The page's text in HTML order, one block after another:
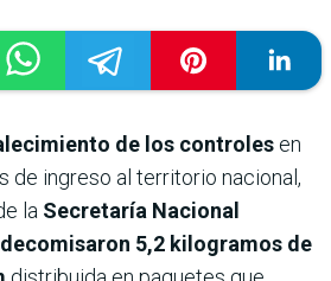
de los controles en
de ingreso al territorio nacional,
la Secretaría Nacional
decomisaron 5,2 kilogramos de